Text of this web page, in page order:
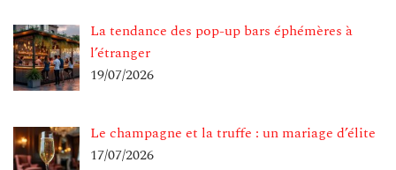
La tendance des pop-up bars éphémères à
l’étranger
19/07/2026
Le champagne et la truffe : un mariage d’élite
17/07/2026